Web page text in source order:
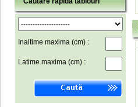
Inaltime maxima (cm) :
Latime maxima (cm) :